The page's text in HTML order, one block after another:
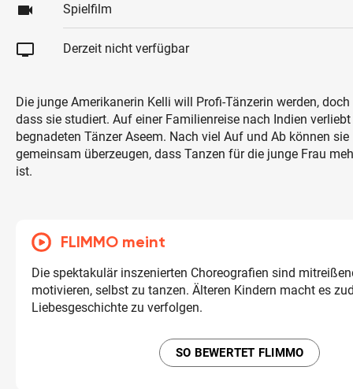
videocam Spielfilm
tv Derzeit nicht verfügbar
Die junge Amerikanerin Kelli will Profi-Tänzerin werden,
dass sie studiert. Auf einer Familienreise nach Indien
begnadeten Tänzer Aseem. Nach viel Auf und Ab können sie
gemeinsam überzeugen, dass Tanzen für die junge Frau
ist.
FLIMMO meint
Die spektakulär inszenierten Choreografien sind
motivieren, selbst zu tanzen. Älteren Kindern macht es
Liebesgeschichte zu verfolgen.
SO BEWERTET FLIMMO